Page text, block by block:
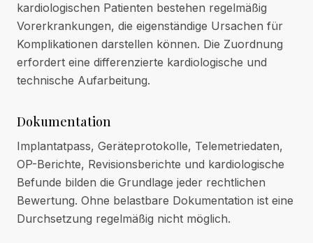
kardiologischen Patienten bestehen regelmäßig
Vorerkrankungen, die eigenständige Ursachen für
Komplikationen darstellen können. Die Zuordnung
erfordert eine differenzierte kardiologische und
technische Aufarbeitung.
Dokumentation
Implantatpass, Geräteprotokolle, Telemetriedaten,
OP-Berichte, Revisionsberichte und kardiologische
Befunde bilden die Grundlage jeder rechtlichen
Bewertung. Ohne belastbare Dokumentation ist eine
Durchsetzung regelmäßig nicht möglich.